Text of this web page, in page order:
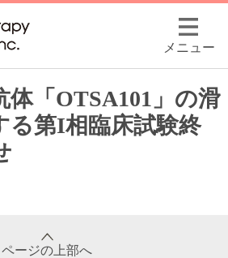
メニュー
体「OTSA101」の滑
る第I相臨床試験終
ページの上部へ